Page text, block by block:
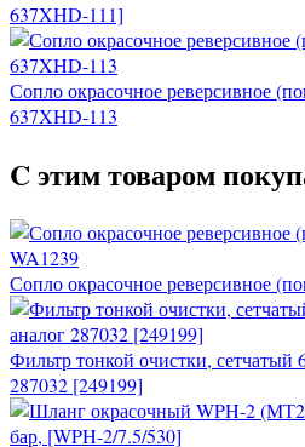
637XHD-111]
Сопло окрасочное реверсивное
637XHD-113
C этим товаром
Сопло окрасочное реверсивное
Фильтр тонкой очистки,
287032 [249199]